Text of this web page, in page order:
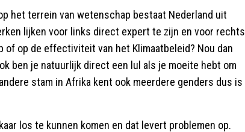
het terrein van wetenschap bestaat Nederland uit
lijken voor links direct expert te zijn en voor rechts
op de effectiviteit van het Klimaatbeleid? Nou dan
ben je natuurlijk direct een lul als je moeite hebt om
stam in Afrika kent ook meerdere genders dus is
los te kunnen komen en dat levert problemen op.